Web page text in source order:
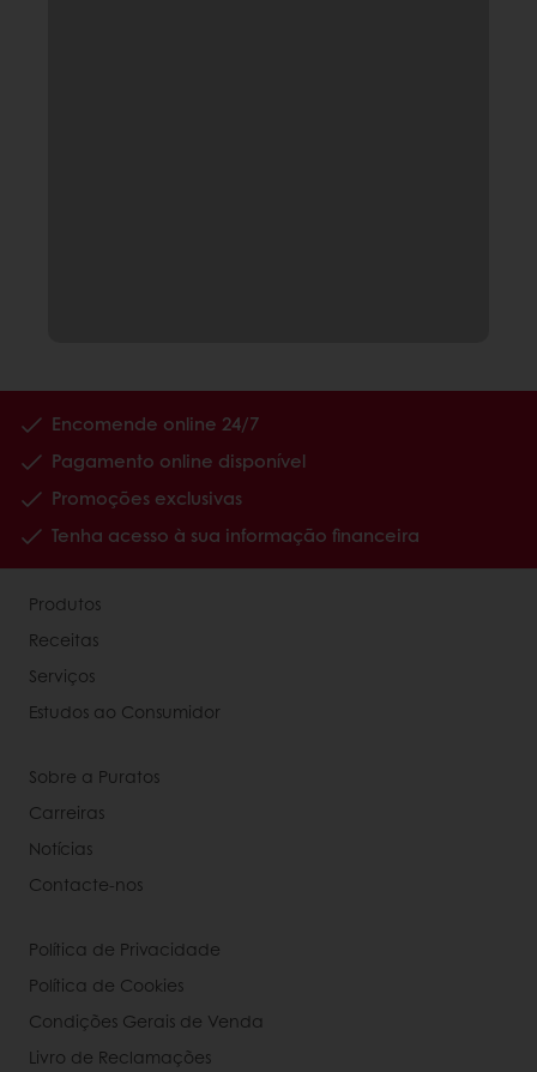
Encomende online 24/7
Pagamento online disponível
Promoções exclusivas
Tenha acesso à sua informação financeira
Produtos
Receitas
Serviços
Estudos ao Consumidor
Sobre a Puratos
Carreiras
Notícias
Contacte-nos
Política de Privacidade
Política de Cookies
Condições Gerais de Venda
Livro de Reclamações